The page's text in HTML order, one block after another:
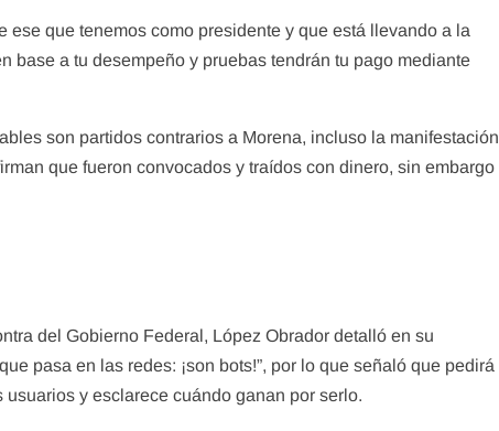
ese que tenemos como presidente y que está llevando a la
a tu desempeño y pruebas tendrán tu pago mediante
son partidos contrarios a Morena, incluso la manifestación
que fueron convocados y traídos con dinero, sin embargo
del Gobierno Federal, López Obrador detalló en su
pasa en las redes: ¡son bots!”, por lo que señaló que pedirá
y esclarece cuándo ganan por serlo.